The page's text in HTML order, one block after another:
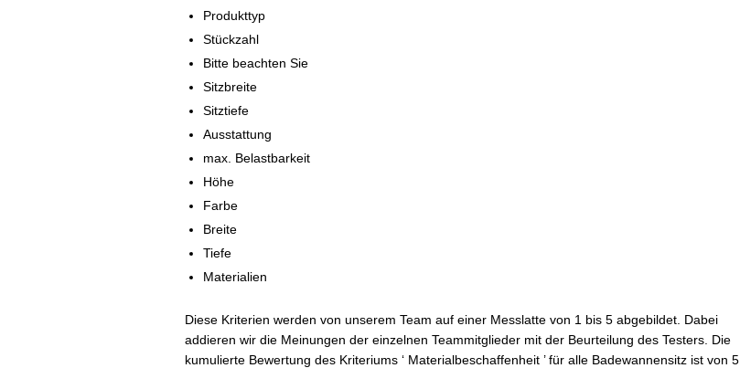
Produkttyp
Stückzahl
Bitte beachten Sie
Sitzbreite
Sitztiefe
Ausstattung
max. Belastbarkeit
Höhe
Farbe
Breite
Tiefe
Materialien
Diese Kriterien werden von unserem Team auf einer Messlatte von 1 bis 5 abgebildet. Dabei
addieren wir die Meinungen der einzelnen Teammitglieder mit der Beurteilung des Testers. Die
kumulierte Bewertung des Kriteriums ‘ Materialbeschaffenheit ’ für alle Badewannensitz ist von 5.